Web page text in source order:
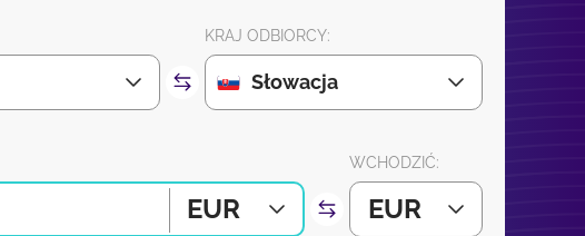
KRAJ ODBIORCY:
Słowacja
EUR
WCHODZIĆ:
EUR